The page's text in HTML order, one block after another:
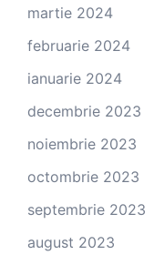
martie 2024
februarie 2024
ianuarie 2024
decembrie 2023
noiembrie 2023
octombrie 2023
septembrie 2023
august 2023